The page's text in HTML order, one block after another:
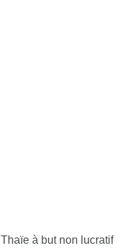
à but non lucratif